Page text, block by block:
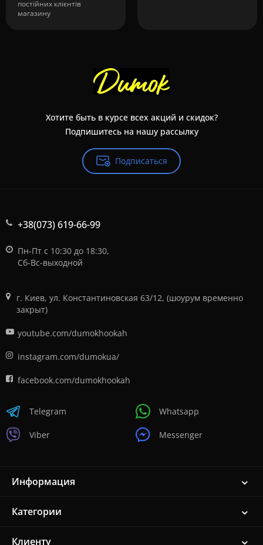
постійних клієнтів
магазину
Хотите быть в курсе всех акций и скидок?
Подпишитесь на нашу рассылку
Подписаться
+38(073) 619-66-99
Пн-Пт с 10:30 до 18:30,
Сб-Вс-выходной
г. Киев, ул. Константиновская 63/12, (шоурум временно
закрыт)
youtube.com/dumokhookah
instagram.com/dumokua/
facebook.com/dumokhookah
Telegram
Viber
Whatsapp
Messenger
Информация
Категории
Клиенту